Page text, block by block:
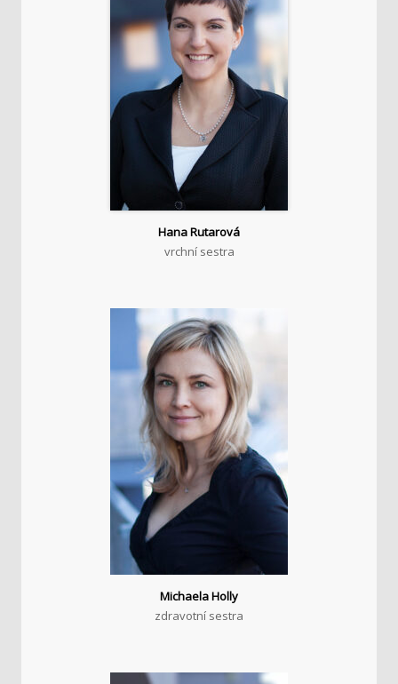
Hana Rutarová
vrchní sestra
Michaela Holly
zdravotní sestra